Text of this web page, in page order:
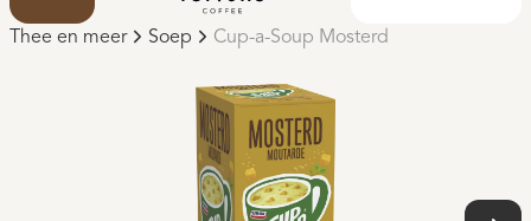
Thee en meer Soep Cup-a-Soup Mosterd